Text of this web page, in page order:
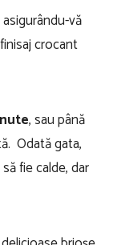
vă
crocant
, sau până
Odată gata,
fie calde, dar